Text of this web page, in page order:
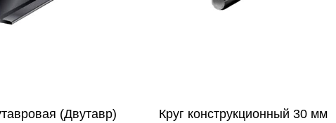
(Двутавр)
Круг конструкционный 30 мм